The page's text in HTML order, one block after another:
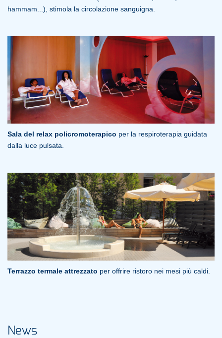
hammam...), stimola la circolazione sanguigna.
Sala del relax policromoterapico per la respiroterapia guidata
dalla luce pulsata.
Terrazzo termale attrezzato per offrire ristoro nei mesi più caldi.
News